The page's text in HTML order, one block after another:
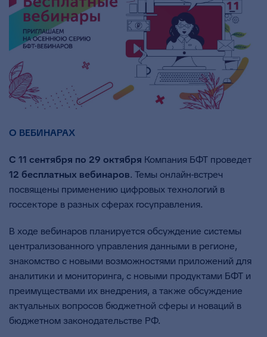
О ВЕБИНАРАХ
С 11 сентября по 29 октября Компания БФТ проведет
12 бесплатных вебинаров. Темы онлайн-встреч
посвящены применению цифровых технологий в
госсекторе в разных сферах госуправления.
В ходе вебинаров планируется обсуждение системы
централизованного управления данными в регионе,
знакомство с новыми возможностями приложений для
аналитики и мониторинга, с новыми продуктами БФТ и
преимуществами их внедрения, а также обсуждение
актуальных вопросов бюджетной сферы и новаций в
бюджетном законодательстве РФ.